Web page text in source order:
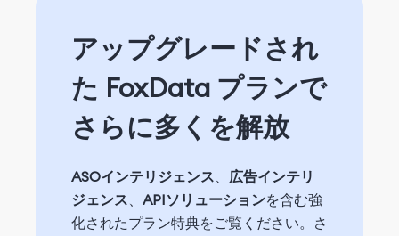
アップグレードされ
た FoxData プランで
さらに多くを解放
ASOインテリジェンス、 広告インテリ
ジェンス、 APIソリューションを含む強
化されたプラン特典をご覧ください。さ